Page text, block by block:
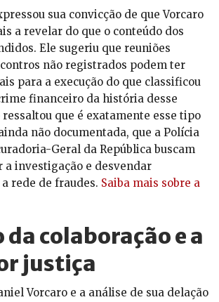
sua convicção de que Vorcaro
a revelar do que o conteúdo dos
Ele sugeriu que reuniões
não registrados podem ter
para a execução do que classificou
financeiro da história desse
ressaltou que é exatamente esse tipo
não documentada, que a Polícia
Geral da República buscam
a investigação e desvendar
rede de fraudes. Saiba mais sobre a
colaboração e a
justiça
Vorcaro e a análise de sua delação